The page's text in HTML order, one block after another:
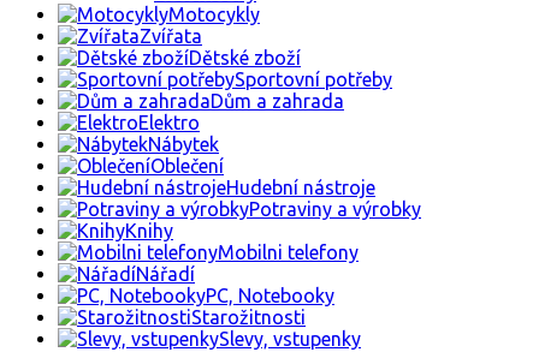
Motocykly
Zvířata
Dětské zboží
Sportovní potřeby
Dům a zahrada
Elektro
Nábytek
Oblečení
Hudební nástroje
Potraviny a výrobky
Knihy
Mobilni telefony
Nářadí
PC, Notebooky
Starožitnosti
Slevy, vstupenky